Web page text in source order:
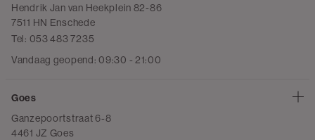
Hendrik Jan van Heekplein 82-86
7511 HN Enschede
Tel: 053 483 7235
Vandaag geopend: 09:30 - 21:00
Goes
Ganzepoortstraat 6-8
4461 JZ Goes